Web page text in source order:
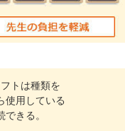
トは種類を
使用している
できる。